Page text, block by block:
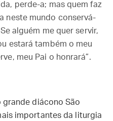
perde-a; mas quem faz
neste mundo conservá-
alguém me quer servir,
estará também o meu
meu Pai o honrará”.
grande diácono São
importantes da liturgia